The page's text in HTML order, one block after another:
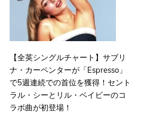
【全英シングルチャート】サブリ
ナ・カーペンターが「Espresso」
で5週連続での首位を獲得！セント
ラル・シーとリル・ベイビーのコ
ラボ曲が初登場！